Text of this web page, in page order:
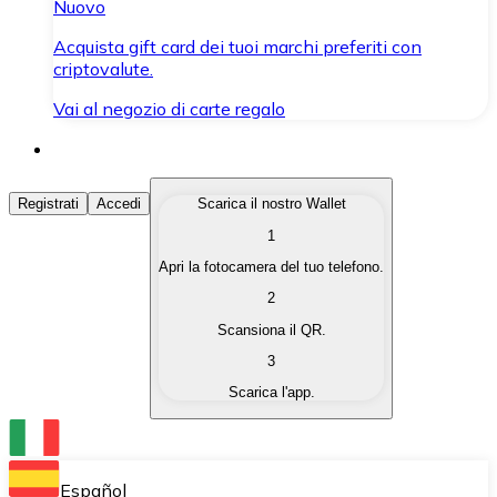
Nuovo
Acquista gift card dei tuoi marchi preferiti con
criptovalute.
Vai al negozio di carte regalo
Acquista Criptovalute
Acquista le criptovalute che ti interessano in modo
Converti le tue criptovalute in valuta fiat quando ne
Scambia una criptovaluta con un'altra
Conserva le tue cripto in un Wallet self-custodial.
Registrati Accedi
Scarica il nostro Wallet
1
Apri la fotocamera del tuo telefono.
2
Scansiona il QR.
3
Scarica l'app.
Español